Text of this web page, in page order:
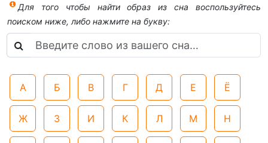
Для того чтобы найти образ из сна воспользуйтесь
поиском ниже, либо нажмите на букву:
А Б В Г Д Е Ё
Ж З И К Л М Н